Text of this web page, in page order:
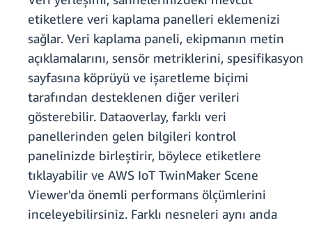
etiketlere veri kaplama panelleri eklemenizi
sağlar. Veri kaplama paneli, ekipmanın metin
açıklamalarını, sensör metriklerini, spesifikasyon
sayfasına köprüyü ve işaretleme biçimi
tarafından desteklenen diğer verileri
gösterebilir. Dataoverlay, farklı veri
panellerinden gelen bilgileri kontrol
panelinizde birleştirir, böylece etiketlere
tıklayabilir ve AWS IoT TwinMaker Scene
Viewer'da önemli performans ölçümlerini
inceleyebilirsiniz. Farklı nesneleri aynı anda